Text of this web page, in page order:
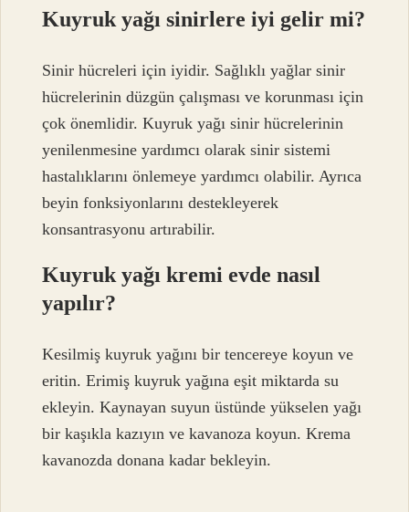
Kuyruk yağı sinirlere iyi gelir mi?
Sinir hücreleri için iyidir. Sağlıklı yağlar sinir
hücrelerinin düzgün çalışması ve korunması için
çok önemlidir. Kuyruk yağı sinir hücrelerinin
yenilenmesine yardımcı olarak sinir sistemi
hastalıklarını önlemeye yardımcı olabilir. Ayrıca
beyin fonksiyonlarını destekleyerek
konsantrasyonu artırabilir.
Kuyruk yağı kremi evde nasıl
yapılır?
Kesilmiş kuyruk yağını bir tencereye koyun ve
eritin. Erimiş kuyruk yağına eşit miktarda su
ekleyin. Kaynayan suyun üstünde yükselen yağı
bir kaşıkla kazıyın ve kavanoza koyun. Krema
kavanozda donana kadar bekleyin.